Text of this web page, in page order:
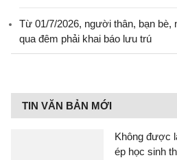
Từ 01/7/2026, người thân, bạn bè,
qua đêm phải khai báo lưu trú
TIN VĂN BẢN MỚI
Không được
ép học sinh